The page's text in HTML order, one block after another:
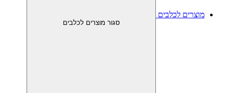
מוצרים לכלבים
סגור מוצרים לכלבים